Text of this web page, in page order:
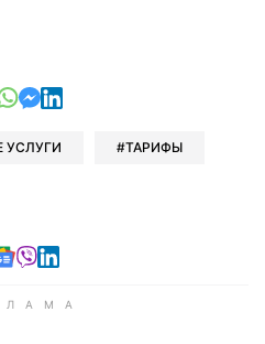
в Telegram
в Facebook
в Xв Viber
отправить в Whatsapp
отправить в Messenger
отправить в LinkedIn
УСЛУГИ ТАРИФЫ
в Telegram
в Facebook
в X
Читайте в Google news
Читайте в Viber
Читайте в LinkedIn